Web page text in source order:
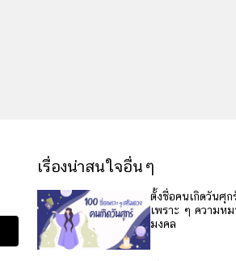
เรื่องน่าสนใจอื่นๆ
ตั้งชื่อคนเกิดวันศุก
เพราะ ๆ ความห
มงคล